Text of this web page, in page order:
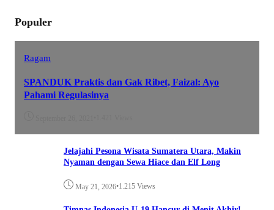
Populer
Ragam
SPANDUK Praktis dan Gak Ribet, Faizal: Ayo
Pahami Regulasinya
Jelajahi Pesona Wisata Sumatera Utara, Makin
Nyaman dengan Sewa Hiace dan Elf Long
May 21, 2026•1.215 Views